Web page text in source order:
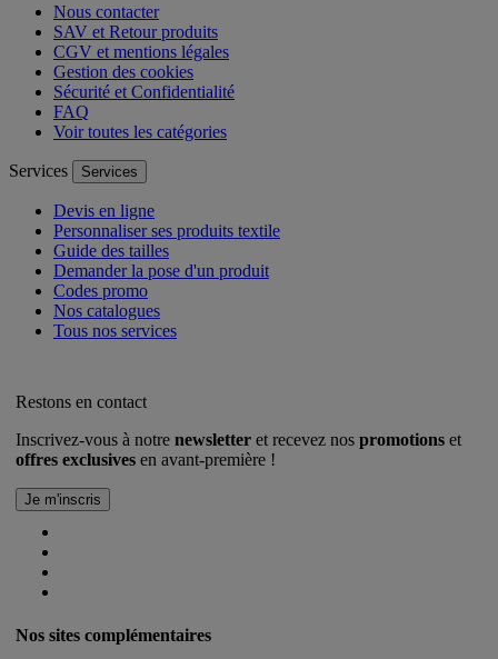
Nous contacter
SAV et Retour produits
CGV et mentions légales
Gestion des cookies
Sécurité et Confidentialité
FAQ
Voir toutes les catégories
Services Services
Devis en ligne
Personnaliser ses produits textile
Guide des tailles
Demander la pose d'un produit
Codes promo
Nos catalogues
Tous nos services
Restons en contact
Inscrivez-vous à notre newsletter et recevez nos promotions et
offres exclusives en avant-première !
Nos sites complémentaires